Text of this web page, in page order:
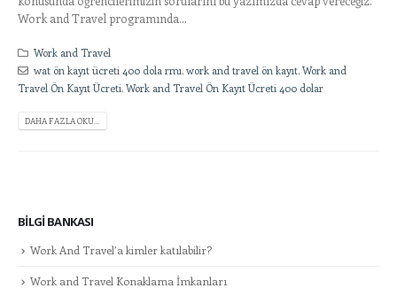
Work and Travel programında...
Work and Travel
wat ön kayıt ücreti 400 dola rmı,work and travel ön kayıt,Work and
Travel Ön Kayıt Ücreti,Work and Travel Ön Kayıt Ücreti 400 dolar
DAHA FAZLA OKU...
BILGI BANKASI
Work And Travel’a kimler katılabilir?
Work and Travel Konaklama İmkanları